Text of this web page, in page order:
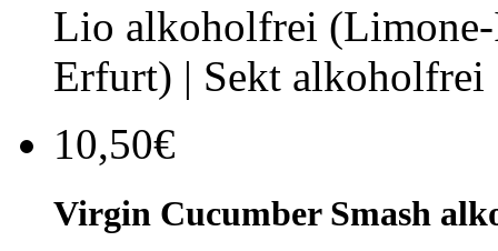
Lio alkoholfrei
Erfurt) | Sekt alkoholfrei
10,50€
Virgin Cucumber Smash